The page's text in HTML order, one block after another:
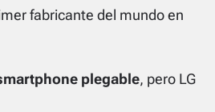
fabricante del mundo en
plegable, pero LG